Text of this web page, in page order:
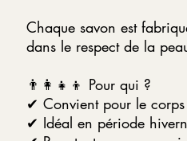
Chaque savon est
dans le respect de la
👨‍👩‍👧‍👦 Pour qui ?
✔ Convient pour le
✔ Idéal en période